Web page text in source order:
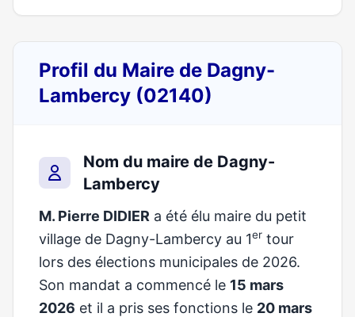
Profil du Maire de Dagny-
Lambercy (02140)
Nom du maire de Dagny-
Lambercy
M. Pierre DIDIER a été élu maire du petit
village de Dagny-Lambercy au 1er tour
lors des élections municipales de 2026.
Son mandat a commencé le 15 mars
2026 et il a pris ses fonctions le 20 mars